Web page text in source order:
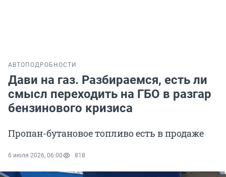
АВТО ПОДРОБНОСТИ
Дави на газ. Разбираемся, есть ли
смысл переходить на ГБО в разгар
бензинового кризиса
Пропан-бутановое топливо есть в продаже
6 июля 2026, 06:00 818